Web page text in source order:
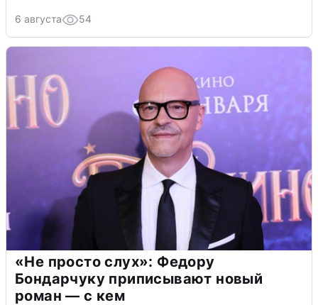
6 августа 54
«Не просто слух»: Федору
Бондарчуку приписывают новый
роман — с кем